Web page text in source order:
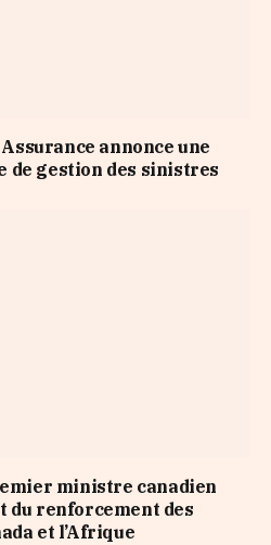
annonce une
de gestion des sinistres
ministre canadien
du renforcement des
et l’Afrique